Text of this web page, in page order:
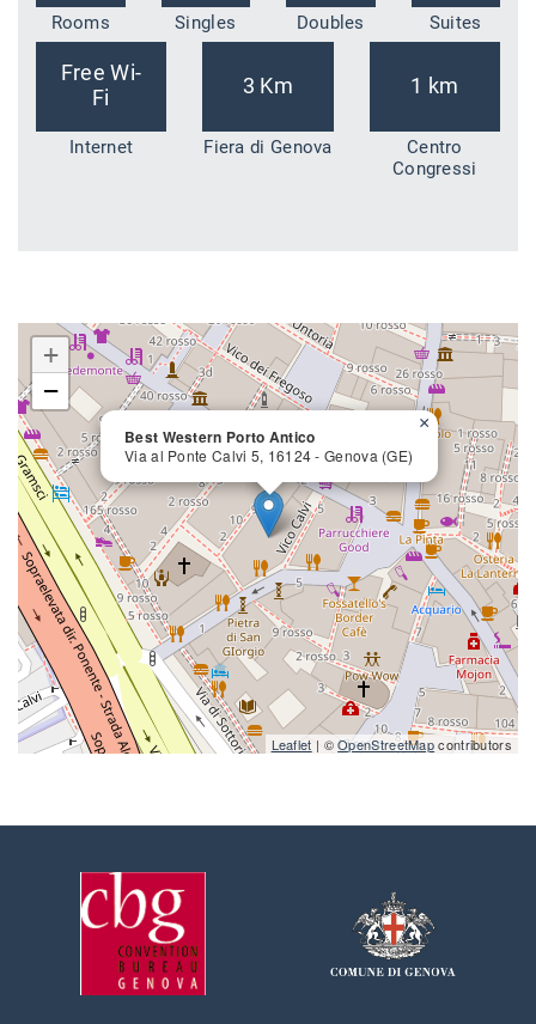
Rooms Singles Doubles Suites
Free Wi-
Fi
Internet
3 Km
Fiera di Genova
1 km
Centro
Congressi
Best Western Porto Antico
Via al Ponte Calvi 5, 16124 - Genova (GE)
×
+
−
Leaflet | ©OpenStreetMapcontributors